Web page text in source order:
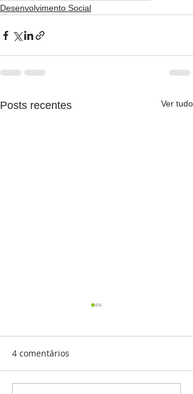
Desenvolvimento Social
Posts recentes Ver tudo
4 comentários